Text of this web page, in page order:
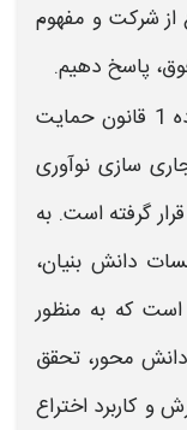
از شرکت و مفهوم
پاسخ دهیم.
در ماده 1 قانون حمایت
سازی نوآوری
گرفته است. به
دانش بنیان،
که به منظور
محور، تحقق
کاربرد اختراع